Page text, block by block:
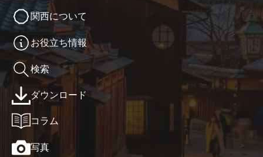
関西について
お役立ち情報
検索
ダウンロード
コラム
写真